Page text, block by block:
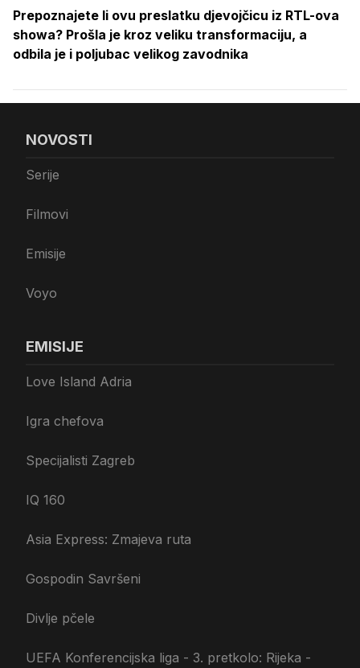
Prepoznajete li ovu preslatku djevojčicu iz RTL-ova
showa? Prošla je kroz veliku transformaciju, a
odbila je i poljubac velikog zavodnika
NOVOSTI
Serije
Filmovi
Emisije
Voyo
EMISIJE
Love Island Adria
Igra chefova
Specijalisti Zagreb
IQ 160
Asia Express: Zmajeva ruta
Gospodin Savršeni
Divlje pčele
UEFA Konferencijska liga - 3. pretkolo: Rijeka -